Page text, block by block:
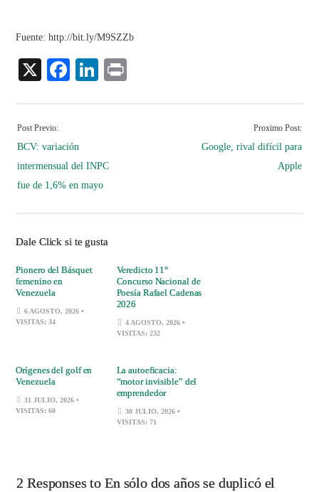
Fuente: http://bit.ly/M9SZZb
X Facebook
LinkedIn
Post Previo:
BCV: variación
intermensual del INPC
fue de 1,6% en mayo
Proximo Post:
Google, rival difícil para
Apple
Dale Click si te gusta
Pionero del Básquet
femenino en
Venezuela
6 AGOSTO, 2026•
VISITAS: 34
Veredicto 11°
Concurso Nacional de
Poesía Rafael Cadenas
2026
4 AGOSTO, 2026 •
VISITAS: 232
Orígenes del golf en
Venezuela
31 JULIO, 2026•
VISITAS: 60
La autoeficacia:
“motor invisible” del
emprendedor
30 JULIO, 2026 •
VISITAS: 71
2 Responses to En sólo dos años se duplicó el